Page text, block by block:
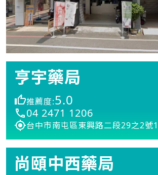
亨宇藥局
推薦度:5.0
04 2471 1206
台中市南屯區東興路二段29之2號
尚頤中西藥局